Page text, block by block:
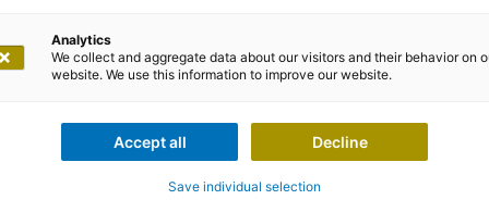
Libero Raspa
von AI im
Analytics
We collect and aggregate data about our visitors and their behavior on
website. We use this information to improve our website.
Accept all Decline
Save individual selection